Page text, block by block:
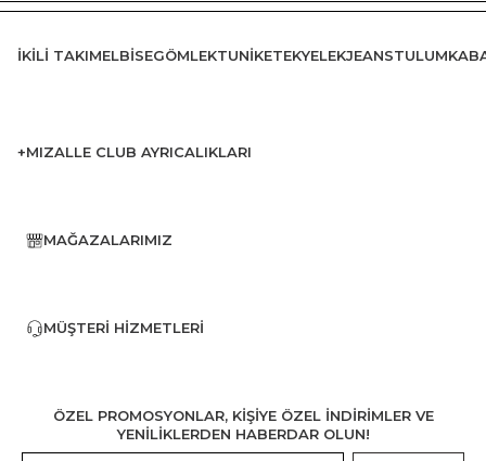
İKILI TAKIMELBISEGÖMLEKTUNIKETEKYELEKJEANSTULUM
+MIZALLE CLUB AYRICALIKLARI
MAĞAZALARIMIZ
MÜŞTERI HIZMETLERI
ÖZEL PROMOSYONLAR, KİŞİYE ÖZEL İNDİRİMLER VE
YENİLİKLERDEN HABERDAR OLUN!